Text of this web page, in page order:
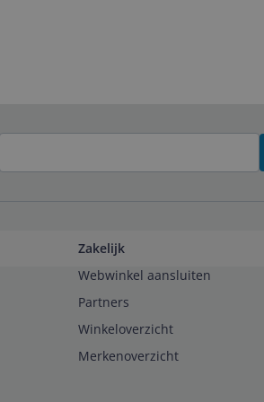
Zakelijk
Webwinkel aansluiten
Partners
Winkeloverzicht
Merkenoverzicht